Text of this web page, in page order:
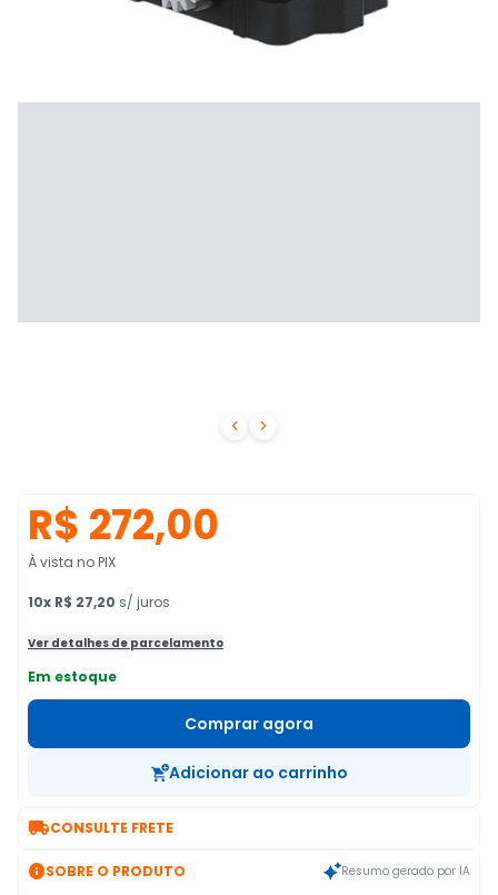
 
R$ 272,00
À vista no PIX
10x R$ 27,20 s/ juros
Ver detalhes de parcelamento
Em estoque
Comprar agora
Adicionar ao carrinho
CONSULTE FRETE
SOBRE O PRODUTO Resumo gerado por IA